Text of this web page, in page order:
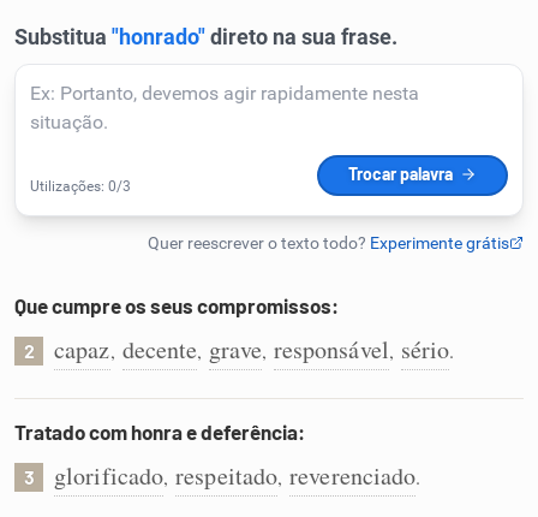
Detector de IA
Humanizador de IA
Caça-palavras
Que cumpre os seus compromissos:
2 capaz, decente, grave, responsável, sério.
Tratado com honra e deferência:
3 glorificado, respeitado, reverenciado.